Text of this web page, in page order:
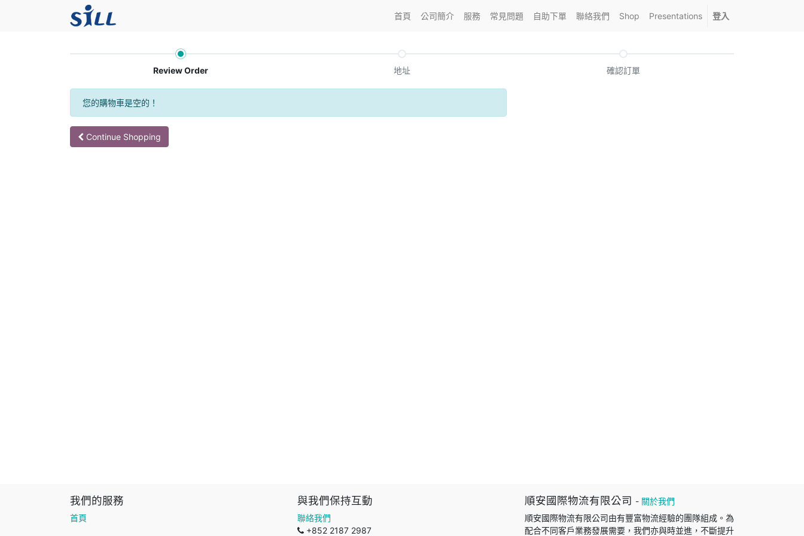
首頁 公司簡介 服務 常見問題 自助下單 聯絡我們 Shop Presentations 登入
Review Order 地址 確認訂單
您的購物車是空的！
Continue Shopping
我們的服務
首頁
與我們保持互動
聯絡我們
+852 2187 2987
順安國際物流有限公司 - 關於我們
順安國際物流有限公司由有豐富物流經驗的團隊組成。為
配合不同客戶業務發展需要，我們亦與時並進，不斷提升